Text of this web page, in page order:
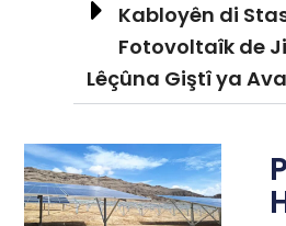
Kabloyên di
Fotovoltaîk de
Lêçûna Giştî ya